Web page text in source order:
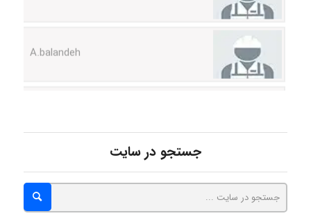
fatima
aghajari vahid
جستجو در سایت